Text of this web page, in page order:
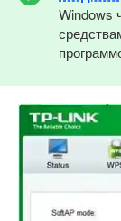
Windows